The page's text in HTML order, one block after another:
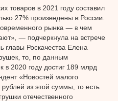
товаров в 2021 году составил
27% произведены в России.
рынка — в чем
— подчеркнула на встрече
главы Роскачества Елена
то, по данным
в 2020 году достиг 189 млрд
«Новостей малого
из этой суммы, то есть
отечественного